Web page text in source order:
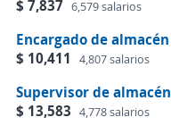
$ 7,837 6,579 salarios
Encargado de almacén
$ 10,411
4,807 salarios
Supervisor de almacén
$ 13,583 4,778 salarios